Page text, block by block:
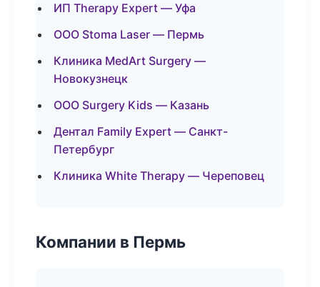
ИП Therapy Expert — Уфа
ООО Stoma Laser — Пермь
Клиника MedArt Surgery —
Новокузнецк
ООО Surgery Kids — Казань
Дентал Family Expert — Санкт-
Петербург
Клиника White Therapy — Череповец
Компании в Пермь